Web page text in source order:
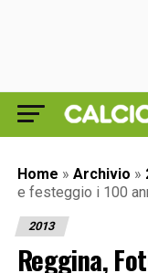
Home » Archivio »
e festeggio i 100
2013
Reggina,